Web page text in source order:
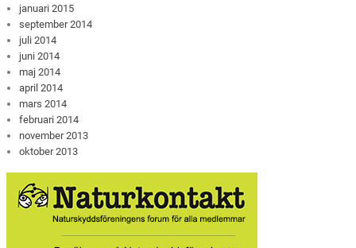
januari 2015
september 2014
juli 2014
juni 2014
maj 2014
april 2014
mars 2014
februari 2014
november 2013
oktober 2013